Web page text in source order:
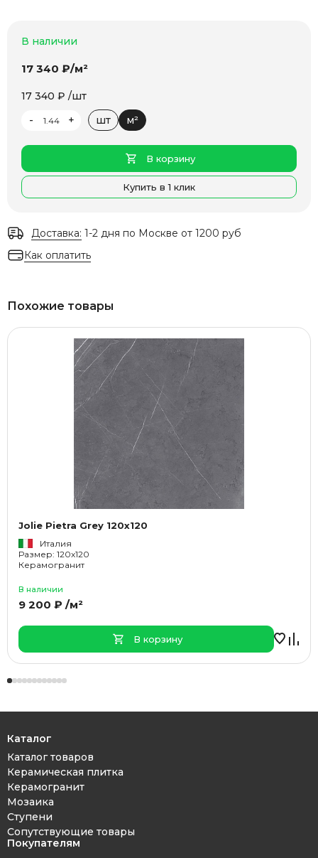
В наличии
17 340 ₽/м²
17 340 ₽ /шт
-
+ шт м²
В корзину
Купить в 1 клик
Доставка: 1-2 дня по Москве от 1200 руб
Как оплатить
Похожие товары
Jolie Pietra Grey 120x120
Италия
Размер: 120x120
Керамогранит
В наличии
9 200 ₽ /м²
В корзину
Каталог
Каталог товаров
Керамическая плитка
Керамогранит
Мозаика
Ступени
Сопутствующие товары
Покупателям